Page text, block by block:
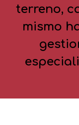
terreno,
mismo